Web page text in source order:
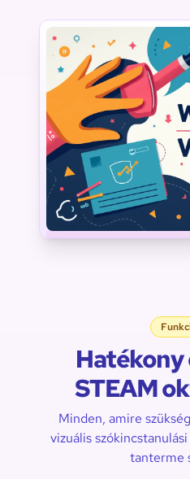
Hatékony
STEAM
Minden, amire
vizuális
tanterme